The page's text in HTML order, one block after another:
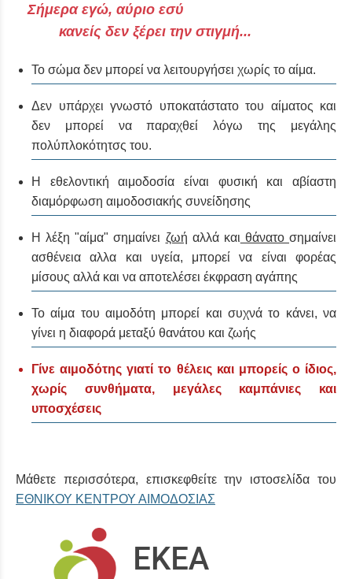
Σήμερα εγώ, αύριο εσύ
κανείς δεν ξέρει την στιγμή...
Το σώμα δεν μπορεί να λειτουργήσει χωρίς το αίμα.
Δεν υπάρχει γνωστό υποκατάστατο του αίματος και
δεν μπορεί να παραχθεί λόγω της μεγάλης
πολύπλοκότητσς του.
Η εθελοντική αιμοδοσία είναι φυσική και αβίαστη
διαμόρφωση αιμοδοσιακής συνείδησης
Η λέξη "αίμα" σημαίνει ζωή αλλά και θάνατο σημαίνει
ασθένεια αλλα και υγεία, μπορεί να είναι φορέας
μίσους αλλά και να αποτελέσει έκφραση αγάπης
Το αίμα του αιμοδότη μπορεί και συχνά το κάνει, να
γίνει η διαφορά μεταξύ θανάτου και ζωής
Γίνε αιμοδότης γιατί το θέλεις και μπορείς ο ίδιος,
χωρίς συνθήματα, μεγάλες καμπάνιες και
υποσχέσεις
Μάθετε περισσότερα, επισκεφθείτε την ιστοσελίδα του
ΕΘΝΙΚΟΥ ΚΕΝΤΡΟΥ ΑΙΜΟΔΟΣΙΑΣ